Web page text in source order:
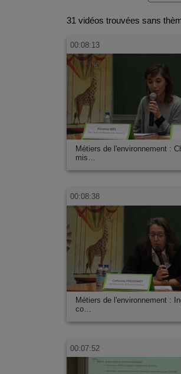
31 vidéos trouvées sans
00:08:13
Métiers de l'environnement :
mis…
00:08:38
Métiers de l'environnement :
co…
00:07:52